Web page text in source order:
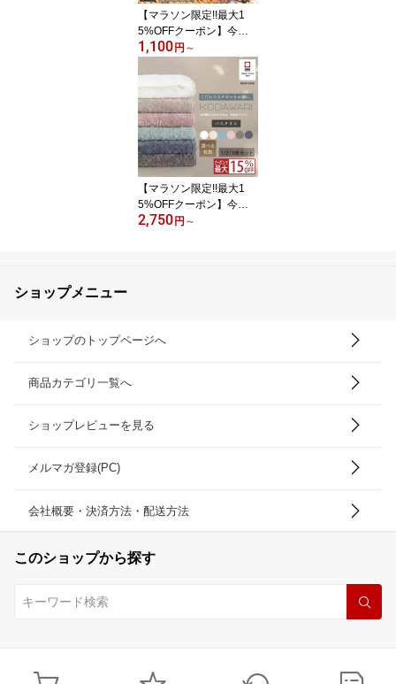
【マラソン限定!!最大1
5%OFFクーポン】今治
タオル フェイスタオル
日本製 今治 タオル ふわ
ふわ まとめ買い 厚手 綿1
00% コットン おしゃれ
ホテル 新生児 ベビー 子
供 吸水 高級 民泊 洗面所
ホテル仕様 ホテルスタイ
ル 自宅用 家庭用 無地 2
枚 3枚 5枚 セット 白
1,100 円 ～
【マラソン限定!!最大1
5%OFFクーポン】今治
タオル バスタオル 厚手 2
しゃれ 白
2,750 円 ～
ショップメニュー
ショップのトップページへ
商品カテゴリ一覧へ
ショップレビューを見る
メルマガ登録(PC)
会社概要・決済方法・配送方法
このショップから探す